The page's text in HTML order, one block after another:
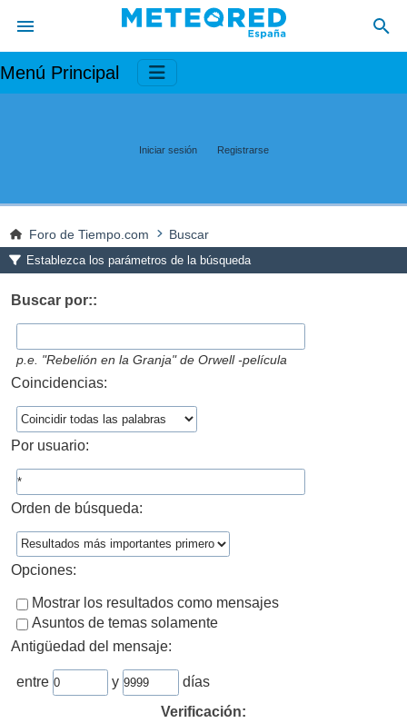
Menú Principal
Iniciar sesión Registrarse
Foro de Tiempo.com Buscar
Establezca los parámetros de la búsqueda
Buscar por::
p.e. "Rebelión en la Granja" de Orwell -película
Coincidencias:
Por usuario:
Orden de búsqueda:
Opciones:
Mostrar los resultados como mensajes
Asuntos de temas solamente
Antigüedad del mensaje:
entre y
días
Verificación: